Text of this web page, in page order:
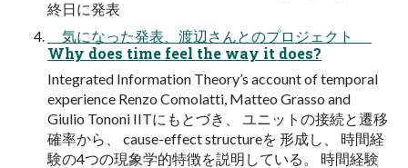
終日に発表
気になった発表、渡辺さんとのプロジェクト
Why does time feel the way it does?
Integrated Information Theory’s account of temporal
experience Renzo Comolatti, Matteo Grasso and
Giulio Tononi IITにもとづき、 ユニットの接続と遷移
確率から、 cause-effect structureを 形成し、 時間経
験の4つの現象学的特徴を説明している。 時間経験